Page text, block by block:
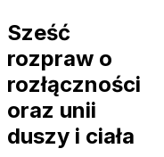
Sześć
rozpraw o
rozłączności
oraz unii
duszy i ciała